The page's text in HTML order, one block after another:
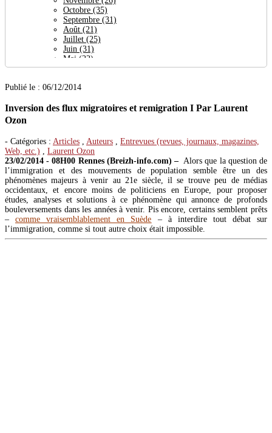
Octobre (35)
Septembre (31)
Août (21)
Juillet (25)
Juin (31)
Mai (22)
Avril(64)
Février
2023(377)
Octobre
(32)
Septembre(19)
Août(27)
Juillet(26)
Juin(23)
Mai (29)
Avril(21)
Mars(56)
Février(36)
Janvier(41)
2022 (444)
Publié le : 06/12/2014
Inversion des flux migratoires et remigration I Par Laurent
Ozon
- Catégories : Articles Auteurs
Entrevues (revues, journaux, magazines,
Web, etc.)
Laurent Ozon
23/02/2014‑ 08H00 Rennes (Breizh-info.com) – Alors que la question de
l’immigration et des mouvements de population semble être un des
phénomènes majeurs à venir au 21e siècle, il se trouve peu de médias
occidentaux, et encore moins de politiciens en Europe, pour proposer
études, analyses et solutions à ce phénomène qui annonce de profonds
bouleversements dans les années à venir. Pis encore, certains semblent prêts
–comme vraisemblablement en Suède – à interdire tout débat sur
l’immigration, comme si tout autre choix était impossible.